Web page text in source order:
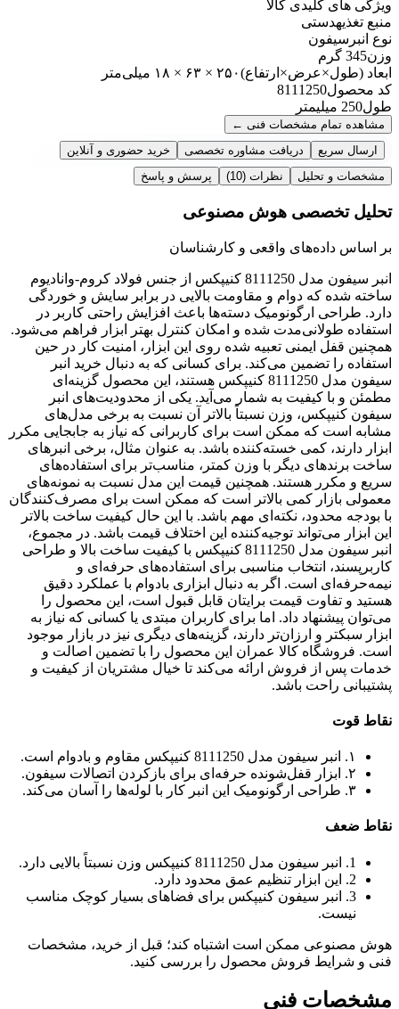
ویژگی های کلیدی کالا
منبع تغذیهدستی
نوع انبر سیفون
وزن345 گرم
ابعاد (طول×عرض×ارتفاع)۲۵۰ × ۶۳ × ۱۸ میلی‌متر
کد محصول8111250
طول250 میلیمتر
مشاهده تمام مشخصات فنی ←
ارسال سریع
دریافت مشاوره تخصصی
خرید حضوری و آنلاین
مشخصات و تحلیل
نظرات (10) پرسش و پاسخ
تحلیل تخصصی هوش مصنوعی
بر اساس داده‌های واقعی و کارشناسان
انبر سیفون مدل 8111250 کنیپکس از جنس فولاد کروم-وانادیوم
ساخته شده که دوام و مقاومت بالایی در برابر سایش و خوردگی
دارد. طراحی ارگونومیک دسته‌ها باعث افزایش راحتی کاربر در
استفاده طولانی‌مدت شده و امکان کنترل بهتر ابزار فراهم می‌شود.
همچنین قفل ایمنی تعبیه شده روی این ابزار، امنیت کار در حین
استفاده را تضمین می‌کند. برای کسانی که به دنبال خرید انبر
سیفون مدل 8111250 کنیپکس هستند، این محصول گزینه‌ای
مطمئن و با کیفیت به شمار می‌آید. یکی از محدودیت‌های انبر
سیفون کنیپکس، وزن نسبتاً بالاتر آن نسبت به برخی مدل‌های
مشابه است که ممکن است برای کاربرانی که نیاز به جابجایی مکرر
ابزار دارند، کمی خسته‌کننده باشد. به عنوان مثال، برخی انبرهای
ساخت برندهای دیگر با وزن کمتر، مناسب‌تر برای استفاده‌های
سریع و مکرر هستند. همچنین قیمت این مدل نسبت به نمونه‌های
معمولی بازار کمی بالاتر است که ممکن است برای مصرف‌کنندگان
با بودجه محدود، نکته‌ای مهم باشد. با این حال کیفیت ساخت بالاتر
این ابزار می‌تواند توجیه‌کننده این اختلاف قیمت باشد. در مجموع،
انبر سیفون مدل 8111250 کنیپکس با کیفیت ساخت بالا و طراحی
کاربرپسند، انتخاب مناسبی برای استفاده‌های حرفه‌ای و
نیمه‌حرفه‌ای است. اگر به دنبال ابزاری بادوام با عملکرد دقیق
هستید و تفاوت قیمت برایتان قابل قبول است، این محصول را
می‌توان پیشنهاد داد. اما برای کاربران مبتدی یا کسانی که نیاز به
ابزار سبکتر و ارزان‌تر دارند، گزینه‌های دیگری نیز در بازار موجود
است. فروشگاه کالا عمران این محصول را با تضمین اصالت و
خدمات پس از فروش ارائه می‌کند تا خیال مشتریان از کیفیت و
پشتیبانی راحت باشد.
نقاط قوت
۱. انبر سیفون مدل 8111250 کنیپکس مقاوم و بادوام است.
۲. ابزار قفل‌شونده حرفه‌ای برای بازکردن اتصالات سیفون.
۳. طراحی ارگونومیک این انبر کار با لوله‌ها را آسان می‌کند.
نقاط ضعف
1. انبر سیفون مدل 8111250 کنیپکس وزن نسبتاً بالایی دارد.
2. این ابزار تنظیم عمق محدود دارد.
3. انبر سیفون کنیپکس برای فضاهای بسیار کوچک مناسب
نیست.
هوش مصنوعی ممکن است اشتباه کند؛ قبل از خرید، مشخصات
فنی و شرایط فروش محصول را بررسی کنید.
مشخصات فنی